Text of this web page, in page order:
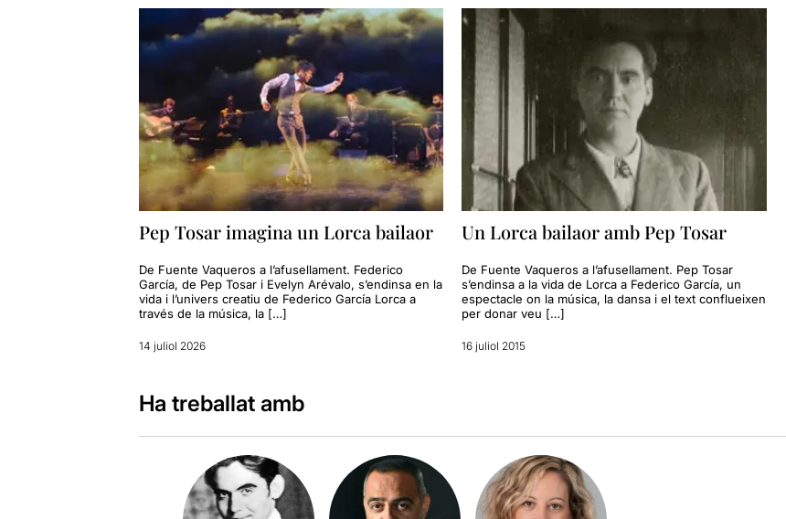
Pep Tosar imagina un Lorca bailaor
De Fuente Vaqueros a l’afusellament. Federico
García, de Pep Tosar i Evelyn Arévalo, s’endinsa en la
vida i l’univers creatiu de Federico García Lorca a
través de la música, la […]
14 juliol 2026
Un Lorca bailaor amb Pep Tosar
De Fuente Vaqueros a l’afusellament. Pep Tosar
s’endinsa a la vida de Lorca a Federico García, un
espectacle on la música, la dansa i el text conflueixen
per donar veu […]
16 juliol 2015
Ha treballat amb